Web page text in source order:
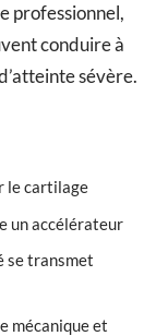
professionnel,
conduire à
sévère.
le cartilage
un accélérateur
se transmet
mécanique et